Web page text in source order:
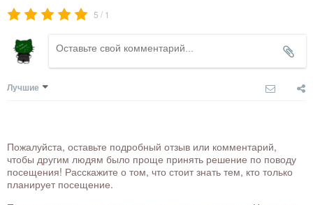
5 / 1
Лучшие
Пожалуйста, оставьте подробный отзыв или комментарий,
чтобы другим людям было проще принять решение по поводу
посещения! Расскажите о том, что стоит знать тем, кто только
планирует посещение.